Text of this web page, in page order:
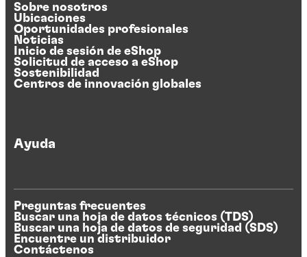
Sobre nosotros
Ubicaciones
Oportunidades profesionales
Noticias
Inicio de sesión de eShop
Solicitud de acceso a eShop
Sostenibilidad
Centros de innovación globales
Ayuda
Preguntas frecuentes
Buscar una hoja de datos técnicos (TDS)
Buscar una hoja de datos de seguridad (SDS)
Encuentre un distribuidor
Contáctenos